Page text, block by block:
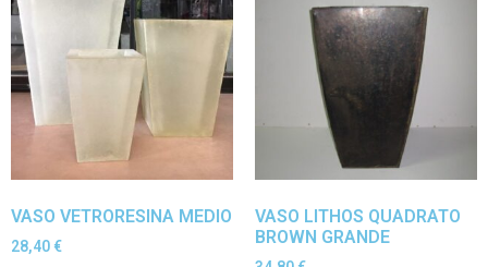
VASO VETRORESINA MEDIO
28,40 €
VASO LITHOS QUADRATO
BROWN GRANDE